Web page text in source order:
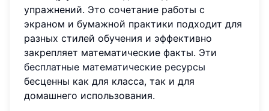
упражнений. Это сочетание работы с
экраном и бумажной практики подходит для
разных стилей обучения и эффективно
закрепляет математические факты. Эти
бесплатные математические ресурсы
бесценны как для класса, так и для
домашнего использования.